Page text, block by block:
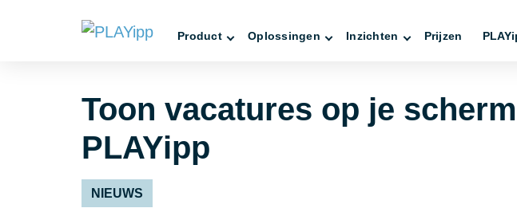
Product Oplossingen Inzichten Prijzen
Toon vacatures op je
PLAYipp
NIEUWS